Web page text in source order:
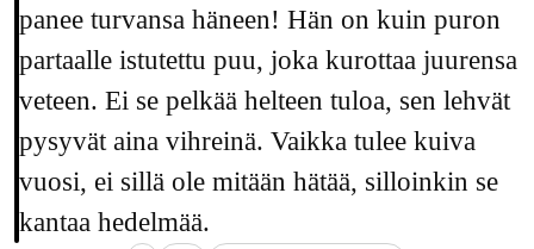
panee turvansa häneen! Hän on kuin puron
partaalle istutettu puu, joka kurottaa juurensa
veteen. Ei se pelkää helteen tuloa, sen lehvät
pysyvät aina vihreinä. Vaikka tulee kuiva
vuosi, ei sillä ole mitään hätää, silloinkin se
kantaa hedelmää.